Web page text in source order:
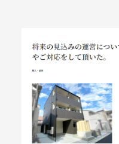
まずは無料で相談